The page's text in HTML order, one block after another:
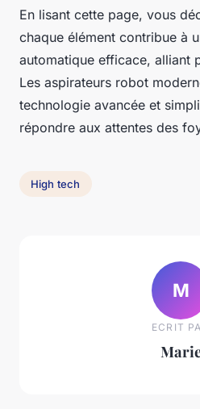
En lisant cette page, vous
chaque élément contribue à
automatique efficace, alliant
Les aspirateurs robot
technologie avancée et
répondre aux attentes des
High tech
M
ECRIT